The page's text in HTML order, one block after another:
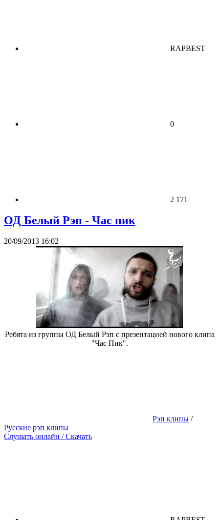
RAPBEST
0
2 171
ОД Белый Рэп - Час пик
20/09/2013 16:02
Ребята из группы ОД Белый Рэп с презентацией нового клипа
"Час Пик".
Рэп клипы /
Русские рэп клипы
Слушать онлайн / Скачать